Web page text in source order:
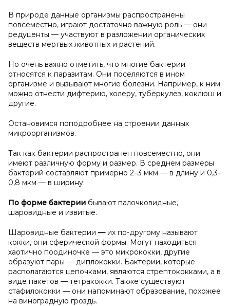
В природе данные организмы распространены
повсеместно, играют достаточно важную роль — они
редуценты — участвуют в разложении органических
веществ мертвых животных и растений.
Но очень важно отметить, что многие бактерии
относятся к паразитам. Они поселяются в ином
организме и вызывают многие болезни. Например, к ним
можно отнести дифтерию, холеру, туберкулез, коклюш и
другие.
Остановимся поподробнее на строении данных
микроорганизмов.
Так как бактерии распространен повсеместно, они
имеют различную форму и размер. В среднем размеры
бактерий составляют примерно 2–3 мкм — в длину и 0,3–
0,8 мкм — в ширину.
По форме бактерии бывают палочковидные,
шаровидные и извитые.
Шаровидные бактерии —их по-другому называют
кокки, они сферической формы. Могут находиться
хаотично поодиночке — это микрококки, другие
образуют пары — диплококки. Бактерии, которые
располагаются цепочками, являются стрептококками, а в
виде пакетов — тетракокки. Также существуют
стафилококки — они напоминают образование, похожее
на виноградную гроздь.